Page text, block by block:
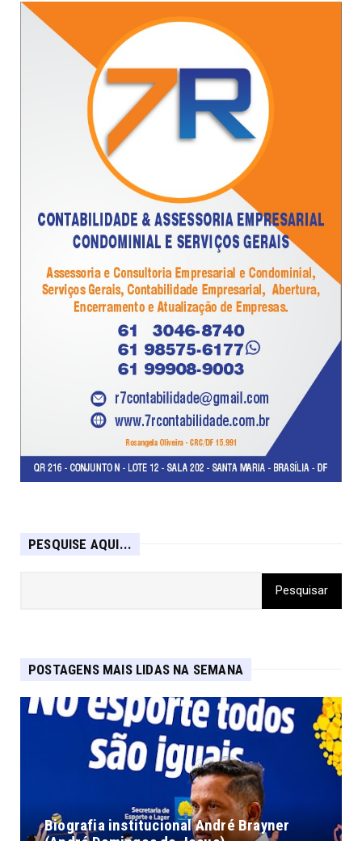
PESQUISE AQUI...
POSTAGENS MAIS LIDAS NA SEMANA
Biografia institucional André Brayner